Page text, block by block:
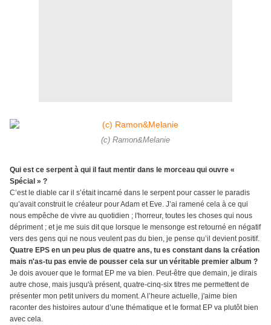
(c) Ramon&Melanie
Qui est ce serpent à qui il faut mentir dans le morceau qui ouvre «
Spécial » ?
C’est le diable car il s’était incarné dans le serpent pour casser le paradis
qu’avait construit le créateur pour Adam et Eve. J’ai ramené cela à ce qui
nous empêche de vivre au quotidien ; l'horreur, toutes les choses qui nous
dépriment ; et je me suis dit que lorsque le mensonge est retourné en négatif
vers des gens qui ne nous veulent pas du bien, je pense qu’il devient positif.
Quatre EPS en un peu plus de quatre ans, tu es constant dans la création
mais n'as-tu pas envie de pousser cela sur un véritable premier album ?
Je dois avouer que le format EP me va bien. Peut-être que demain, je dirais
autre chose, mais jusqu'à présent, quatre-cinq-six titres me permettent de
présenter mon petit univers du moment. A l’heure actuelle, j'aime bien
raconter des histoires autour d’une thématique et le format EP va plutôt bien
avec cela.